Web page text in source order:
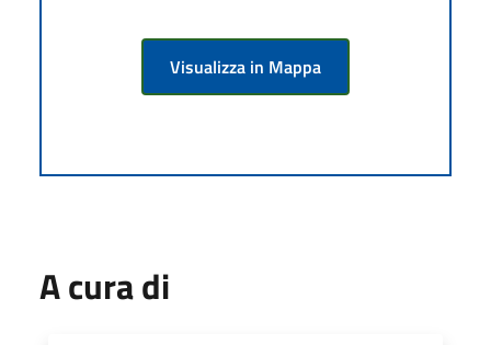
Visualizza in Mappa
A cura di